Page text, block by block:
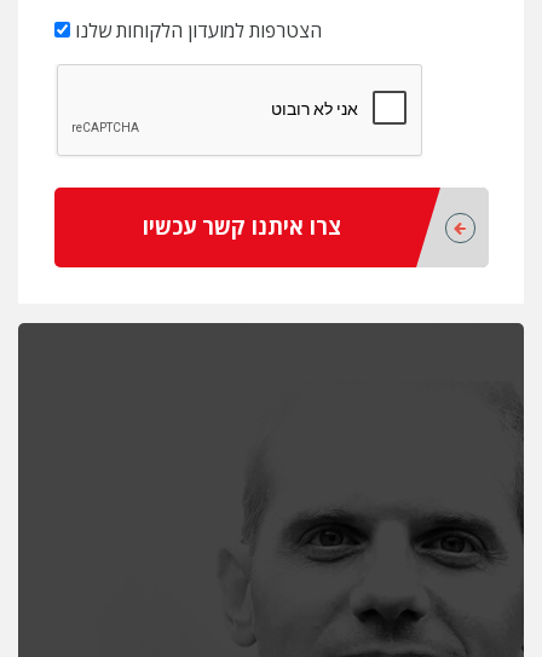
הצטרפות למועדון הלקוחות שלנו
צרו איתנו קשר עכשיו